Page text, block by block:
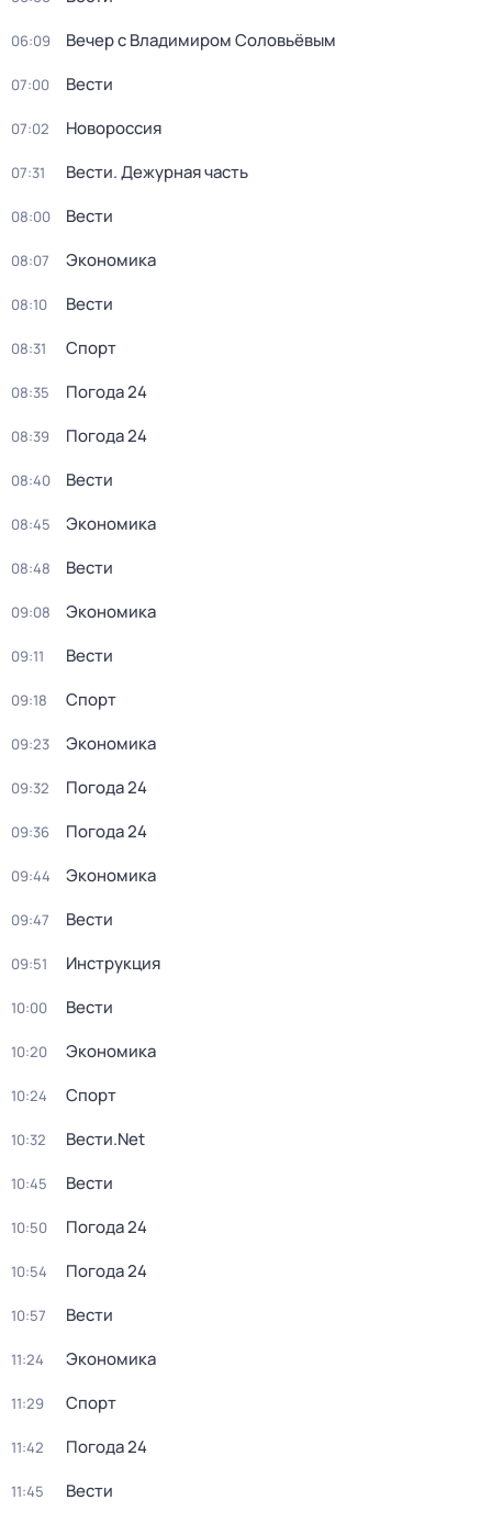
06:09 Вечер с Владимиром Соловьёвым
07:00 Вести
07:02 Новороссия
07:31 Вести. Дежурная часть
08:00 Вести
08:07 Экономика
08:10 Вести
08:31 Спорт
08:35 Погода 24
08:39 Погода 24
08:40 Вести
08:45 Экономика
08:48 Вести
09:08 Экономика
09:11 Вести
09:18 Спорт
09:23 Экономика
09:32 Погода 24
09:36 Погода 24
09:44 Экономика
09:47 Вести
09:51 Инструкция
10:00 Вести
10:20 Экономика
10:24 Спорт
10:32 Вести.Net
10:45 Вести
10:50 Погода 24
10:54 Погода 24
10:57 Вести
11:24 Экономика
11:29 Спорт
11:42 Погода 24
11:45 Вести